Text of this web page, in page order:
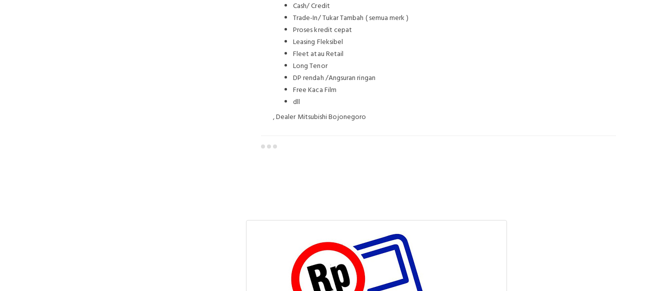
Cash/ Credit
Trade-In/ Tukar Tambah ( semua merk )
Proses kredit cepat
Leasing Fleksibel
Fleet atau Retail
Long Tenor
DP rendah /Angsuran ringan
Free Kaca Film
dll
, Dealer Mitsubishi Bojonegoro